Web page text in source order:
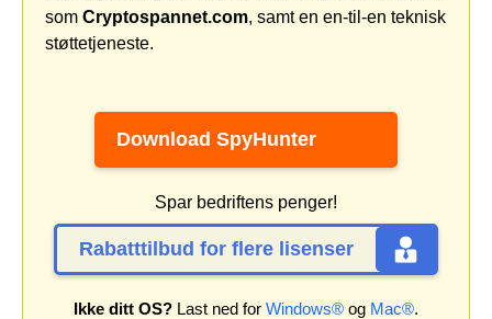
som Cryptospannet.com, samt en en-til-en teknisk
støttetjeneste.
Download SpyHunter
Spar bedriftens penger!
Rabatttilbud for flere lisenser
Ikke ditt OS? Last ned for Windows® og Mac®.